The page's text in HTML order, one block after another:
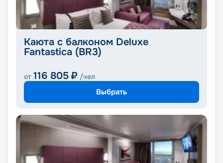
Каюта с балконом Deluxe
Fantastica (BR3)
от 116 805 ₽ /чел
Выбрать